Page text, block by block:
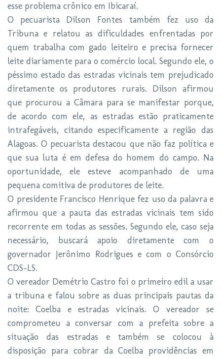
esse problema crônico em Ibicaraí.
O pecuarista Dilson Fontes também fez uso da
Tribuna e relatou as dificuldades enfrentadas por
quem trabalha com gado leiteiro e precisa fornecer
leite diariamente para o comércio local. Segundo ele, o
péssimo estado das estradas vicinais tem prejudicado
diretamente os produtores rurais. Dilson afirmou
que procurou a Câmara para se manifestar porque,
de acordo com ele, as estradas estão praticamente
intrafegáveis, citando especificamente a região das
Alagoas. O pecuarista destacou que não faz política e
que sua luta é em defesa do homem do campo. Na
oportunidade, ele esteve acompanhado de uma
pequena comitiva de produtores de leite.
O presidente Francisco Henrique fez uso da palavra e
afirmou que a pauta das estradas vicinais tem sido
recorrente em todas as sessões. Segundo ele, caso seja
necessário, buscará apoio diretamente com o
governador Jerônimo Rodrigues e com o Consórcio
CDS-LS.
O vereador Demétrio Castro foi o primeiro edil a usar
a tribuna e falou sobre as duas principais pautas da
noite: Coelba e estradas vicinais. O vereador se
comprometeu a conversar com a prefeita sobre a
situação das estradas e também se colocou à
disposição para cobrar da Coelba providências em